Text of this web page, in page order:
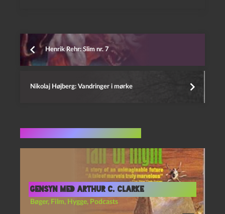
Henrik Rehr: Slim nr. 7
Nikolaj Højberg: Vandringer i mørke
Gensyn med Arthur C. Clarke
Bøger, Film, Hygge, Podcasts